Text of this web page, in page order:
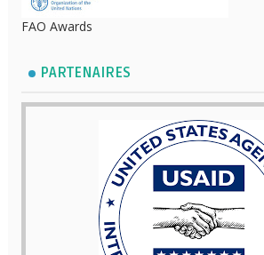
FAO Awards
PARTENAIRES